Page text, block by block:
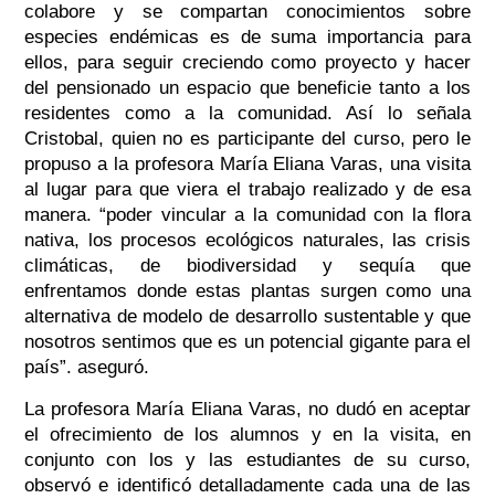
colabore y se compartan conocimientos sobre
especies endémicas es de suma importancia para
ellos, para seguir creciendo como proyecto y hacer
del pensionado un espacio que beneficie tanto a los
residentes como a la comunidad. Así lo señala
Cristobal, quien no es participante del curso, pero le
propuso a la profesora María Eliana Varas, una visita
al lugar para que viera el trabajo realizado y de esa
manera. “poder vincular a la comunidad con la flora
nativa, los procesos ecológicos naturales, las crisis
climáticas, de biodiversidad y sequía que
enfrentamos donde estas plantas surgen como una
alternativa de modelo de desarrollo sustentable y que
nosotros sentimos que es un potencial gigante para el
país”. aseguró.
La profesora María Eliana Varas, no dudó en aceptar
el ofrecimiento de los alumnos y en la visita, en
conjunto con los y las estudiantes de su curso,
observó e identificó detalladamente cada una de las